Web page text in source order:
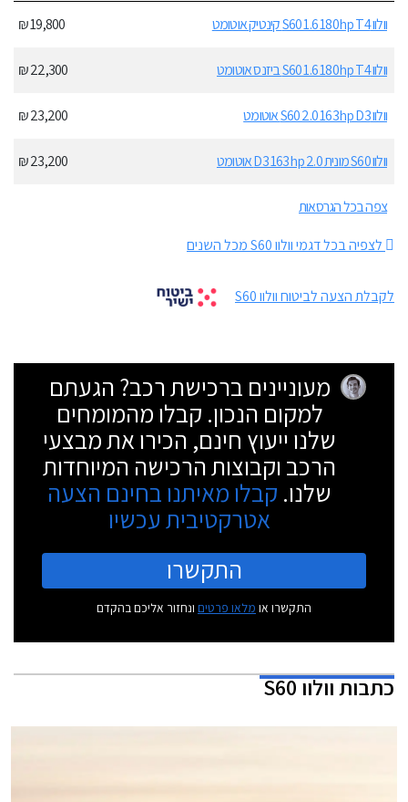
וולוו S60 1.6 180hp T4 קינטיק אוטומט
19,800 ₪
וולוו S60 1.6 180hp T4 ביזנס אוטומט 22,300 ₪
וולוו S60 2.0 163hp D3 אוטומט 23,200 ₪
וולוו S60 מונית 2.0 D3 163hp אוטומט 23,200 ₪
צפה בכל הגרסאות
לצפיה בכל דגמי וולוו S60 מכל השנים
לקבלת הצעה לביטוח וולוו S60
מעוניינים ברכישת רכב? הגעתם
למקום הנכון. קבלו מהמומחים
שלנו ייעוץ חינם, הכירו את מבצעי
הרכב וקבוצות הרכישה המיוחדות
שלנו. קבלו מאיתנו בחינם הצעה
אטרקטיבית עכשיו
התקשרו
התקשרו או מלאו פרטים ונחזור אליכם בהקדם
כתבותוולוו S60